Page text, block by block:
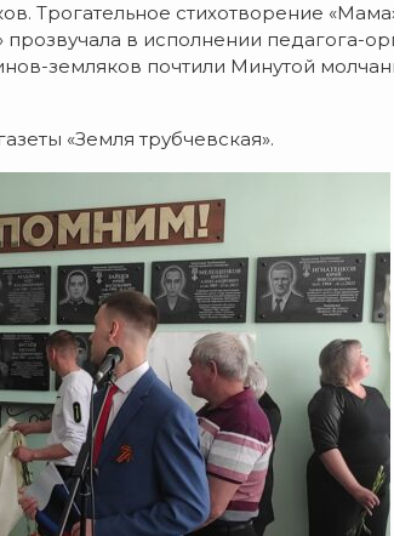
Трогательное стихотворение
в исполнении педагога-
земляков почтили Минутой
«Земля трубчевская».